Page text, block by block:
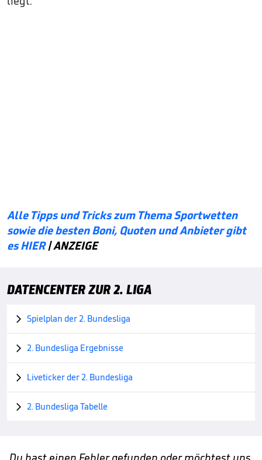
Alle Tipps und Tricks zum Thema Sportwetten
sowie die besten Boni, Quoten und Anbieter gibt
es HIER| ANZEIGE
DATENCENTER ZUR 2. LIGA
 Spielplan der 2. Bundesliga
 2. Bundesliga Ergebnisse
 Liveticker der 2. Bundesliga
 2. Bundesliga Tabelle